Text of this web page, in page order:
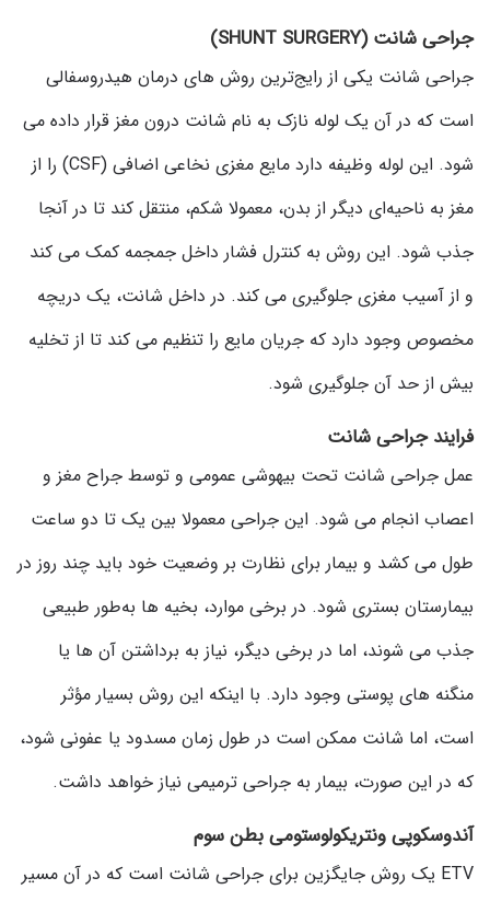
جراحی شانت (SHUNT SURGERY)
جراحی شانت یکی از رایج‌ترین روش های درمان هیدروسفالی
است که در آن یک لوله نازک به نام شانت درون مغز قرار داده می
شود. این لوله وظیفه دارد مایع مغزی نخاعی اضافی (CSF) را از
مغز به ناحیه‌ای دیگر از بدن، معمولا شکم، منتقل کند تا در آنجا
جذب شود. این روش به کنترل فشار داخل جمجمه کمک می کند
و از آسیب مغزی جلوگیری می کند. در داخل شانت، یک دریچه
مخصوص وجود دارد که جریان مایع را تنظیم می کند تا از تخلیه
بیش از حد آن جلوگیری شود.
فرایند جراحی شانت
عمل جراحی شانت تحت بیهوشی عمومی و توسط جراح مغز و
اعصاب انجام می شود. این جراحی معمولا بین یک تا دو ساعت
طول می کشد و بیمار برای نظارت بر وضعیت خود باید چند روز در
بیمارستان بستری شود. در برخی موارد، بخیه ها به‌طور طبیعی
جذب می شوند، اما در برخی دیگر، نیاز به برداشتن آن ها یا
منگنه های پوستی وجود دارد. با اینکه این روش بسیار مؤثر
است، اما شانت ممکن است در طول زمان مسدود یا عفونی شود،
که در این صورت، بیمار به جراحی ترمیمی نیاز خواهد داشت.
آندوسکوپی ونتریکولوستومی بطن سوم
ETV یک روش جایگزین برای جراحی شانت است که در آن مسیر